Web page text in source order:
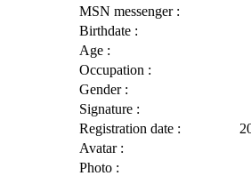
MSN messenger :
Birthdate :
Age :
Occupation :
Gender :
Signature :
Registration date :
Avatar :
Photo :